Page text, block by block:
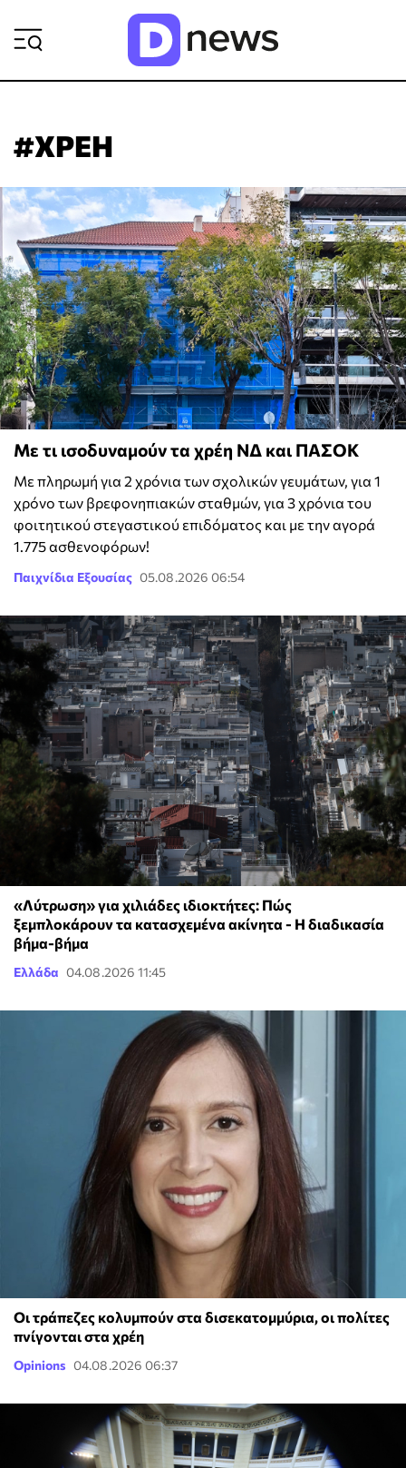
#ΧΡΕΗ
Με τι ισοδυναμούν τα χρέη ΝΔ και ΠΑΣΟΚ
Με πληρωμή για 2 χρόνια των σχολικών γευμάτων, για 1
χρόνο των βρεφονηπιακών σταθμών, για 3 χρόνια του
φοιτητικού στεγαστικού επιδόματος και με την αγορά
1.775 ασθενοφόρων!
Παιχνίδια Εξουσίας 05.08.2026 06:54
«Λύτρωση» για χιλιάδες ιδιοκτήτες: Πώς
ξεμπλοκάρουν τα κατασχεμένα ακίνητα - Η διαδικασία
βήμα-βήμα
Ελλάδα 04.08.2026 11:45
Οι τράπεζες κολυμπούν στα δισεκατομμύρια, οι πολίτες
πνίγονται στα χρέη
Opinions 04.08.2026 06:37